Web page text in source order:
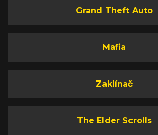
Grand Theft Auto
Mafia
Zaklínač
The Elder Scrolls